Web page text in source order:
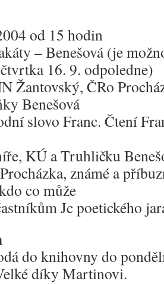
od 15 hodin
– Benešová (je
16. 9. odpoledne)
Žantovský, ČRo
Benešová
slovo Franc. Čtení
KÚ a Truhličku
známé a
co může
Jc poetického
do knihovny do
díky Martinovi.